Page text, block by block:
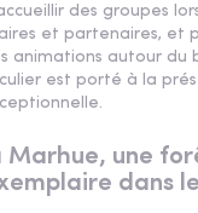
des groupes
et partenaires, et
animations autour du
est porté à la
Marhue, une
dans